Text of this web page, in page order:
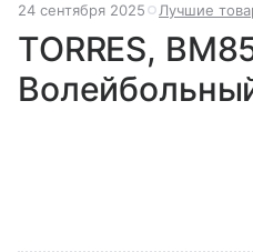
24 сентября 2025 Лучшие
TORRES,